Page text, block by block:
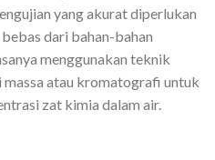
yang akurat diperlukan
dari bahan-bahan
menggunakan teknik
atau kromatografi untuk
zat kimia dalam air.